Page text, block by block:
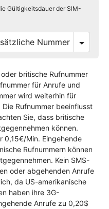
Gültigkeitsdauer der SIM-
britische Rufnummer
für Anrufe und
wird weiterhin für
Rufnummer beeinflusst
Sie, dass britische
können.
0,15€/Min. Eingehende
Rufnummern können
Kein SMS-
oder abgehenden Anrufe
da US-amerikanische
haben ihre 3G-
Anrufe zu 0,20$